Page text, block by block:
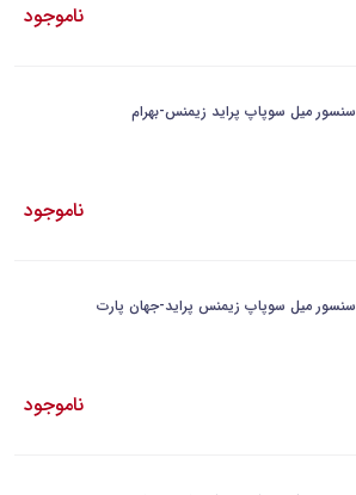
ناموجود
سنسور میل سوپاپ پراید زیمنس-بهرام
ناموجود
سنسور میل سوپاپ زیمنس پراید-جهان پارت
ناموجود